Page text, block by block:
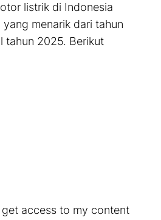
listrik di Indonesia
yang menarik dari tahun
tahun 2025. Berikut
access to my content